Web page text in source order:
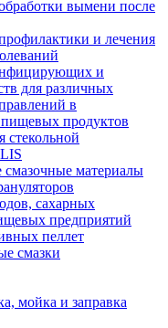
вымени после
и лечения
и
для различных
в
пищевых продуктов
стекольной
смазочные материалы
сахарных
предприятий
пеллет
смазки
мойка и заправка